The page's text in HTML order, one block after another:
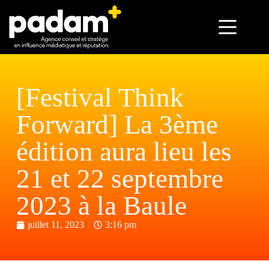
[Festival Think
Forward] La 3ème
édition aura lieu les
21 et 22 septembre
2023 à la Baule
juillet 11, 2023 3:16 pm